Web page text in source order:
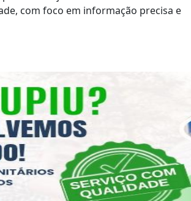
com foco em informação precisa e